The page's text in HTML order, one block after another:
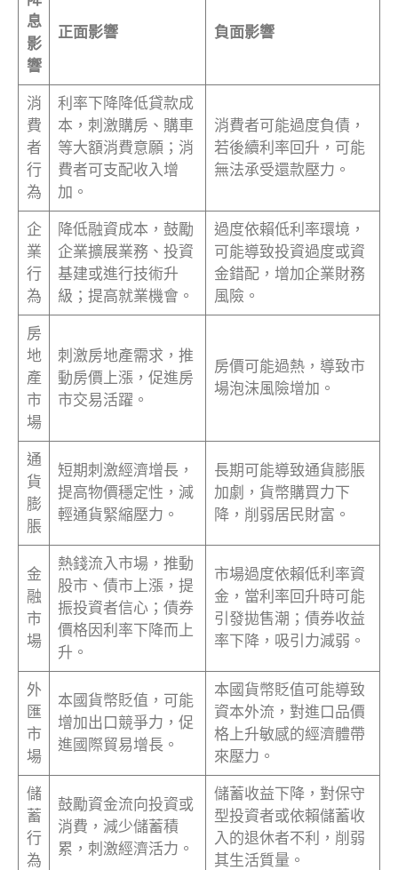
息
影
響
正面影響 負面影響
消
費
者
行
為
利率下降降低貸款成
本，刺激購房、購車
等大額消費意願；消
費者可支配收入增
加。
消費者可能過度負債，
若後續利率回升，可能
無法承受還款壓力。
企
業
行
為
降低融資成本，鼓勵
企業擴展業務、投資
基建或進行技術升
級；提高就業機會。
過度依賴低利率環境，
可能導致投資過度或資
金錯配，增加企業財務
風險。
房
地
產
市
場
刺激房地產需求，推
動房價上漲，促進房
市交易活躍。
房價可能過熱，導致市
場泡沫風險增加。
通
貨
膨
脹
短期刺激經濟增長，
提高物價穩定性，減
輕通貨緊縮壓力。
長期可能導致通貨膨脹
加劇，貨幣購買力下
降，削弱居民財富。
金
融
市
場
熱錢流入市場，推動
股市、債市上漲，提
振投資者信心；債券
價格因利率下降而上
升。
市場過度依賴低利率資
金，當利率回升時可能
引發拋售潮；債券收益
率下降，吸引力減弱。
外
匯
市
場
本國貨幣貶值，可能
增加出口競爭力，促
進國際貿易增長。
本國貨幣貶值可能導致
資本外流，對進口品價
格上升敏感的經濟體帶
來壓力。
儲
蓄
行
為
鼓勵資金流向投資或
消費，減少儲蓄積
累，刺激經濟活力。
儲蓄收益下降，對保守
型投資者或依賴儲蓄收
入的退休者不利，削弱
其生活質量。